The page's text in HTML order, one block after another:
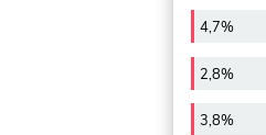
4,7%
2,8%
3,8%